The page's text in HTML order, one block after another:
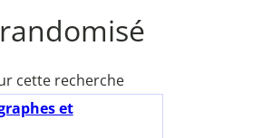
cette recherche
et